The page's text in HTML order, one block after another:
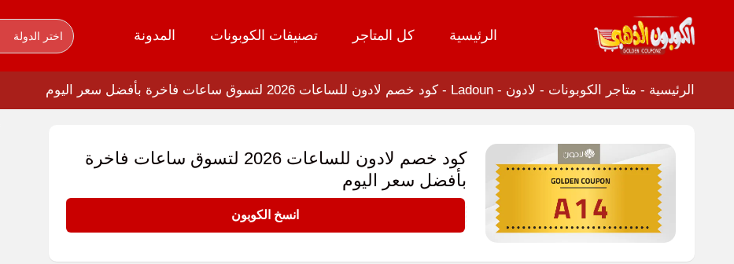
تخطي
المحتوى
الرئيسية كل المتاجر تصنيفات الكوبونات المدونة اختر الدولة
الرئيسية - متاجر الكوبونات - لادون - Ladoun - كود خصم لادون للساعات 2026 لتسوق ساعات فاخرة بأفضل سعر اليوم
كود خصم لادون للساعات 2026 لتسوق ساعات فاخرة
بأفضل سعر اليوم
انسخ الكوبون